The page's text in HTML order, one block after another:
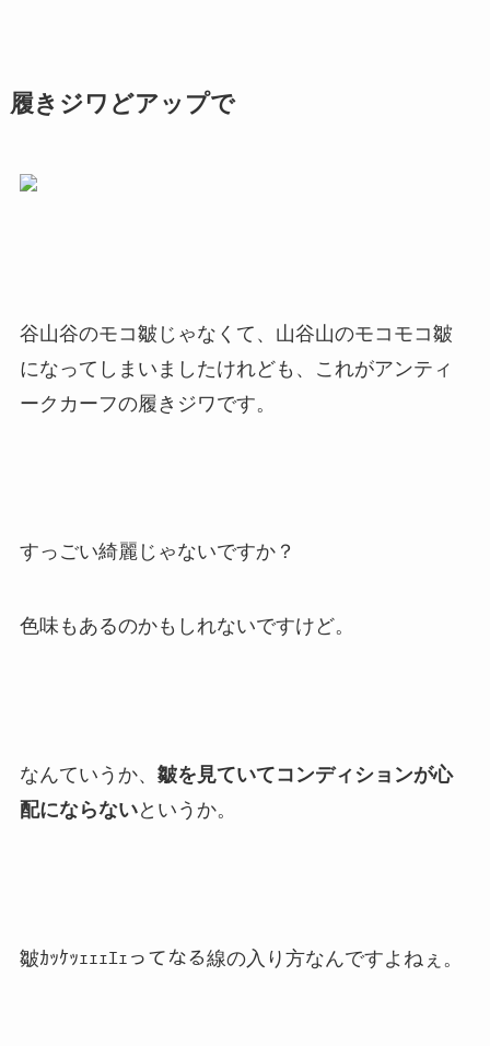
履きジワどアップで
谷山谷のモコ皺じゃなくて、山谷山のモコモコ皺
になってしまいましたけれども、これがアンティ
ークカーフの履きジワです。
すっごい綺麗じゃないですか？
色味もあるのかもしれないですけど。
なんていうか、 皺を見ていてコンディションが心
配にならないというか。
皺ｶｯｹｯｪｪｪｴｪってなる線の入り方なんですよねぇ。